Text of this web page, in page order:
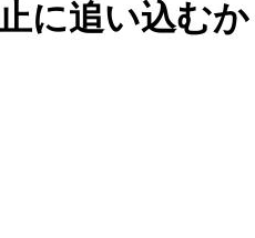
に追い込むか